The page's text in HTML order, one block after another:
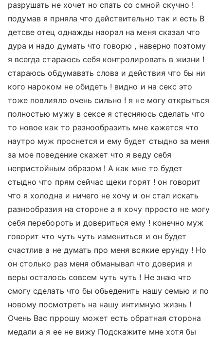
разрушать не хочет но спать со смной скучно !
подумав я прняла что действительно так и есть В
детсве отец однажды наорал на меня сказал что
дура и надо думать что говорю , наверно поэтому
я всегда стараюсь себя контролировать в жизни !
стараюсь обдумавать слова и действия что бы ни
кого нароком не обидеть ! видно и на секс это
тоже повлияло очень сильно ! я не могу открыться
полностью мужу в сексе я стесняюсь сделать что
то новое как то разнообразить мне кажется что
наутро муж проснется и ему будет стыдно за меня
за мое поведение скажет что я веду себя
непристойным образом ! А как мне то будет
стыдно что прям сейчас щеки горят ! он говорит
что я холодна и ничего не хочу и он стал искать
разнообразия на стороне а я хочу прросто не могу
себя перебороть и довериться ему ! конечно муж
говорит что чуть чуть измениться и он будет
счастлив а не думать про меня всякие ерунду ! Но
он столько раз меня обманывал что доверия и
веры осталось совсем чуть чуть ! Не знаю что
смогу сделать что бы обьеденить нашу семью и по
новому посмотреть на нашу интимную жизнь !
Очень Вас пррошу может есть обратная сторона
медали а я ее не вижу Подскажите мне хотя бы